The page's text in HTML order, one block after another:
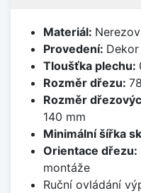
Materiál:
Provedení: Dekor
Tloušťka plechu:
Rozměr dřezu:
Rozměr
140 mm
Minimální šířka
Orientace dřezu:
montáže
Ruční ovládání